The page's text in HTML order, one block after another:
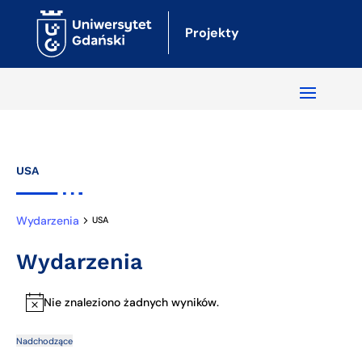
Projekty
USA
Wydarzenia USA
Wydarzenia
Powiadomienie
Nie znaleziono żadnych wyników.
Nadchodzące